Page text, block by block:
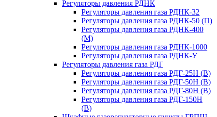
Регуляторы давления РДНК
Регуляторы давления газа РДНК-32
Регуляторы давления газа РДНК-50 (П)
Регуляторы давления газа РДНК-400
(М)
Регуляторы давления газа РДНК-1000
Регуляторы давления газа РДНК-У
Регуляторы давления газа РДГ
Регуляторы давления газа РДГ-25Н (В)
Регуляторы давления газа РДГ-50Н (В)
Регуляторы давления газа РДГ-80Н (В)
Регуляторы давления газа РДГ-150Н
(В)